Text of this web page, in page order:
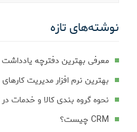
نوشته‌های تازه
معرفی بهترین دفترچه یادداشت
بهترین نرم افزار مدیریت کارهای
نحوه گروه بندی کالا و خدمات در
CRM چیست؟